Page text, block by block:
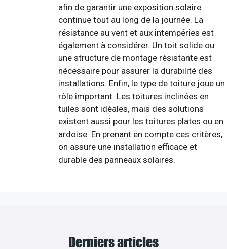
afin de garantir une exposition solaire
continue tout au long de la journée. La
résistance au vent et aux intempéries est
également à considérer. Un toit solide ou
une structure de montage résistante est
nécessaire pour assurer la durabilité des
installations. Enfin, le type de toiture joue un
rôle important. Les toitures inclinées en
tuiles sont idéales, mais des solutions
existent aussi pour les toitures plates ou en
ardoise. En prenant en compte ces critères,
on assure une installation efficace et
durable des panneaux solaires.
Derniers articles